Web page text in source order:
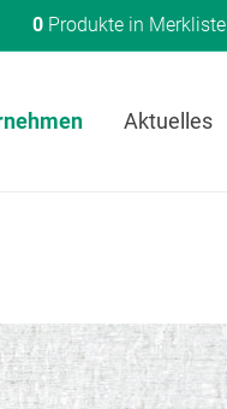
0 Produkte in Merkliste
Aktuelles